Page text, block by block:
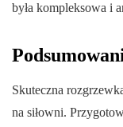
była kompleksowa i
Skuteczna
na siłowni.